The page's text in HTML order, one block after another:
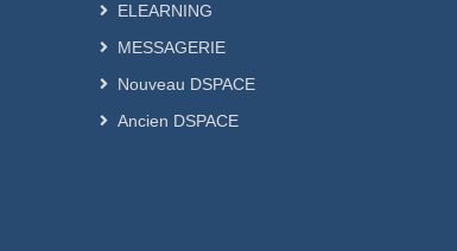
ELEARNING
MESSAGERIE
Nouveau DSPACE
Ancien DSPACE